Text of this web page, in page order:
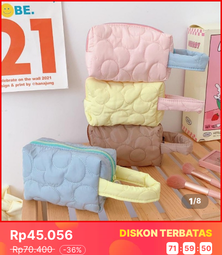
1/8
Rp45.056
Rp70.400 -36%
DISKON TERBATAS
71 : 59 : 50